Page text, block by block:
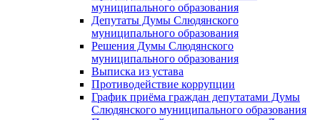
муниципального образования
Депутаты Думы Слюдянского
муниципального образования
Решения Думы Слюдянского
муниципального образования
Выписка из устава
Противодействие коррупции
График приёма граждан депутатами Думы
Слюдянского муниципального образования